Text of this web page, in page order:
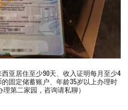
亚居住至少90天、收入证明每月至少4
固定储蓄账户、年龄35岁以上办理时
第二家园，咨询请私聊）